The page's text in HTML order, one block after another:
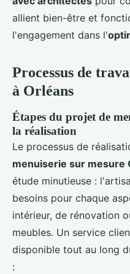
allient bien-être et
l'engagement dans l'
Processus de
à Orléans
Étapes du projet de
la réalisation
Le processus de
menuiserie sur mesure
étude minutieuse :
besoins pour chaque
intérieur, de rénovation
meubles. Un service
disponible tout au long
: